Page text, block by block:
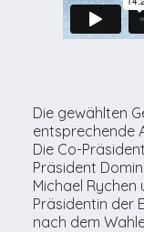
Die gewählten
entsprechende
Die Co-
Präsident
Michael Rychen
Präsidentin der
nach dem